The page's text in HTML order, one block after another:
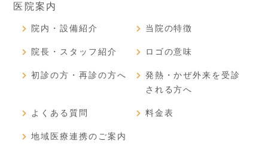
医院案内
院内・設備紹介 当院の特徴
院長・スタッフ紹介 ロゴの意味
初診の方・再診の方へ
発熱・かぜ外来を受診
される方へ
よくある質問 料金表
地域医療連携のご案内